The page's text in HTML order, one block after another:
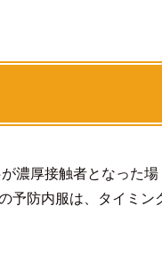
濃厚接触者となった場
予防内服は、タイミン